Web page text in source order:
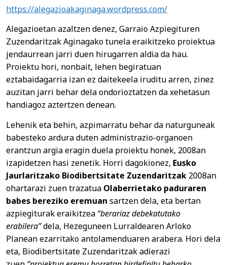
https://alegazioakaginaga.wordpress.com/
Alegazioetan azaltzen denez, Garraio Azpiegituren
Zuzendaritzak Aginagako tunela eraikitzeko proiektua
jendaurrean jarri duen hirugarren aldia da hau.
Proiektu hori, nonbait, lehen begiratuan
eztabaidagarria izan ez daitekeela iruditu arren, zinez
auzitan jarri behar dela ondorioztatzen da xehetasun
handiagoz aztertzen denean.
Lehenik eta behin, azpimarratu behar da naturguneak
babesteko ardura duten administrazio-organoen
erantzun argia eragin duela proiektu honek, 2008an
izapidetzen hasi zenetik. Horri dagokionez, Eusko
Jaurlaritzako Biodibertsitate Zuzendaritzak 2008an
ohartarazi zuen trazatua Olaberrietako paduraren
babes bereziko eremuan sartzen dela, eta bertan
azpiegiturak eraikitzea “berariaz debekatutako
erabilera”dela, Hezeguneen Lurraldearen Arloko
Planean ezarritako antolamenduaren arabera. Hori dela
eta, Biodibertsitate Zuzendaritzak adierazi